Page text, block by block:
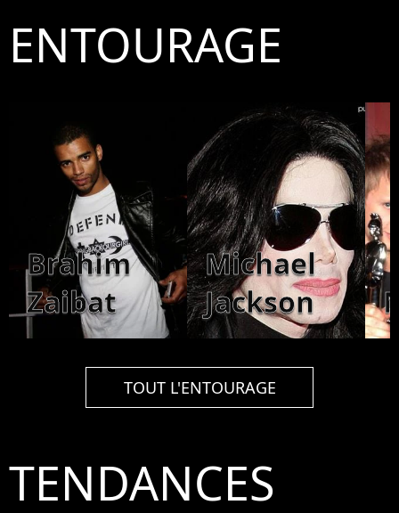
ENTOURAGE
Brahim
Zaibat
Michael
Jackson
TOUT L'ENTOURAGE
TENDANCES